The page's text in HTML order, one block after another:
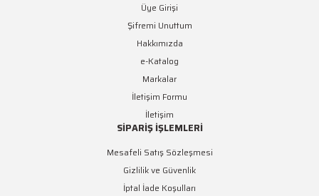
Üye Girişi
Şifremi Unuttum
Hakkımızda
e-Katalog
Markalar
İletişim Formu
İletişim
SİPARİŞ İŞLEMLERİ
Mesafeli Satış Sözleşmesi
Gizlilik ve Güvenlik
İptal İade Koşulları